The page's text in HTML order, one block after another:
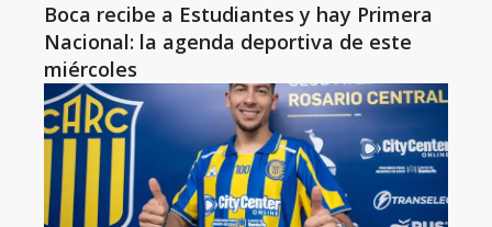
Boca recibe a Estudiantes y hay Primera
Nacional: la agenda deportiva de este
miércoles